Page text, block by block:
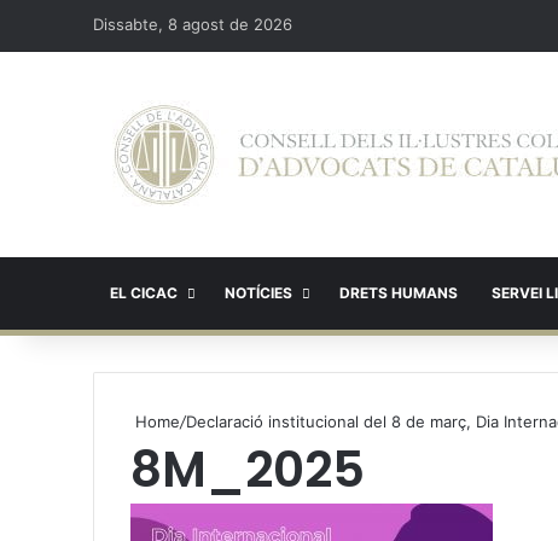
Dissabte, 8 agost de 2026
EL CICAC NOTÍCIES DRETS HUMANS SERVEI
Home/Declaració institucional del 8 de març, Dia
8M_2025